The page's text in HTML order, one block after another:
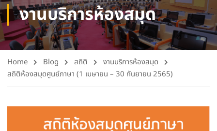
งานบริการห้องสมุด
Home Blog สถิติ
งานบริการห้องสมุด
สถิติห้องสมุดศูนย์ภาษา (1 เมษายน – 30 กันยายน 2565)